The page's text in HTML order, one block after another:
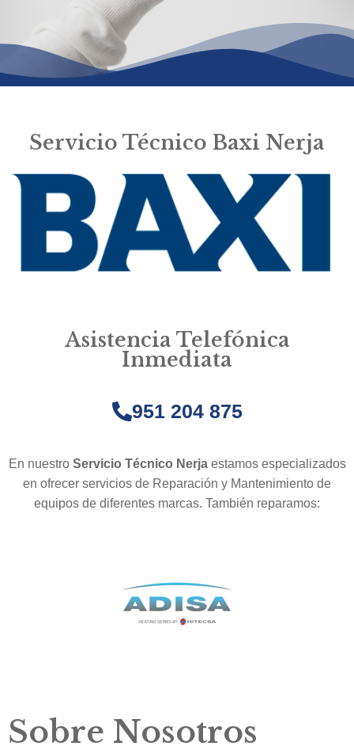
Servicio Técnico Baxi Nerja
Asistencia Telefónica
Inmediata
951 204 875
En nuestro Servicio Técnico Nerjaestamos especializados
en ofrecer servicios de Reparación y Mantenimiento de
equipos de diferentes marcas. También reparamos:
Sobre Nosotros